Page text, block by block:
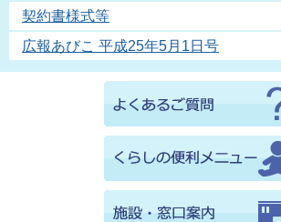
契約書様式等
広報あびこ 平成25年5月1日号